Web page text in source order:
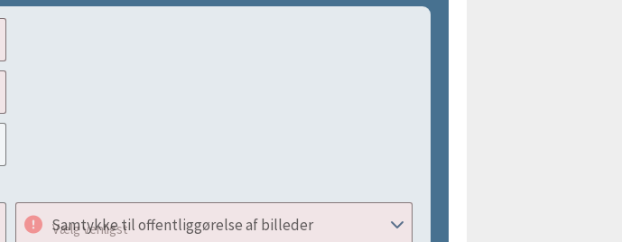
Vælg venligst
Samtykke til offentliggørelse af billeder